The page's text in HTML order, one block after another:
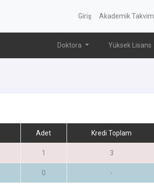
Giriş Akademik Takvim
Doktora Yüksek Lisans
Adet Kredi Toplam
1 3
0 -